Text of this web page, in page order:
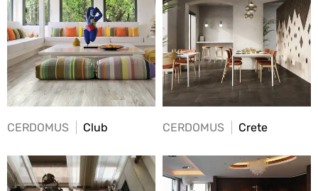
CERDOMUS Club CERDOMUS Crete